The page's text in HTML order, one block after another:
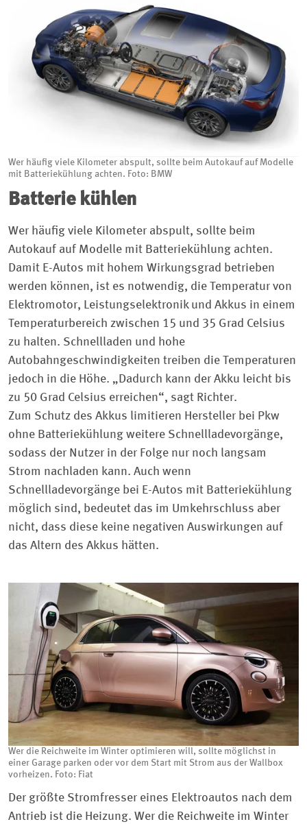
Wer häufig viele Kilometer abspult, sollte beim Autokauf auf Modelle
mit Batteriekühlung achten. Foto: BMW
Batterie kühlen
Wer häufig viele Kilometer abspult, sollte beim
Autokauf auf Modelle mit Batteriekühlung achten.
Damit E-Autos mit hohem Wirkungsgrad betrieben
werden können, ist es notwendig, die Temperatur von
Elektromotor, Leistungselektronik und Akkus in einem
Temperaturbereich zwischen 15 und 35 Grad Celsius
zu halten. Schnellladen und hohe
Autobahngeschwindigkeiten treiben die Temperaturen
jedoch in die Höhe. „Dadurch kann der Akku leicht bis
zu 50 Grad Celsius erreichen“, sagt Richter.
Zum Schutz des Akkus limitieren Hersteller bei Pkw
ohne Batteriekühlung weitere Schnellladevorgänge,
sodass der Nutzer in der Folge nur noch langsam
Strom nachladen kann. Auch wenn
Schnellladevorgänge bei E-Autos mit Batteriekühlung
möglich sind, bedeutet das im Umkehrschluss aber
nicht, dass diese keine negativen Auswirkungen auf
das Altern des Akkus hätten.
Wer die Reichweite im Winter optimieren will, sollte möglichst in
einer Garage parken oder vor dem Start mit Strom aus der Wallbox
vorheizen. Foto: Fiat
Der größte Stromfresser eines Elektroautos nach dem
Antrieb ist die Heizung. Wer die Reichweite im Winter